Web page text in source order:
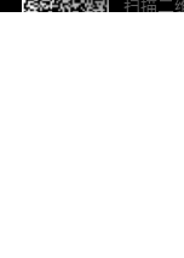
扫描二